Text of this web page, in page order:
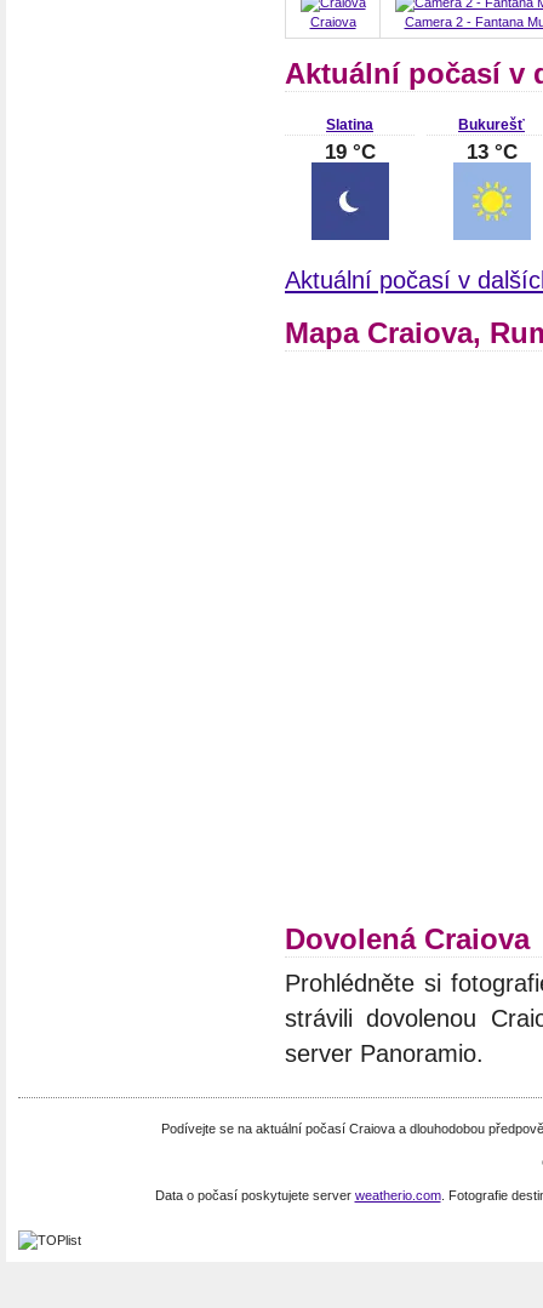
Craiova Camera 2 - Fantana
Aktuální počasí v
Slatina
19 °C
Bukurešť
13 °C
Aktuální počasí v
Mapa Craiova,
Dovolená Craiova
Prohlédněte si
strávili dovolenou
server Panoramio.
Podívejte se na aktuální počasí Craiova a dlouhodobou
Data o počasí poskytujete server weatherio.com. Fotografie